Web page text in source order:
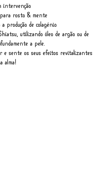
intervenção
rosto & mente
produção de colagénio
utilizando óleo de argão ou de
a pele.
e sente os seus efeitos revitalizantes
alma!